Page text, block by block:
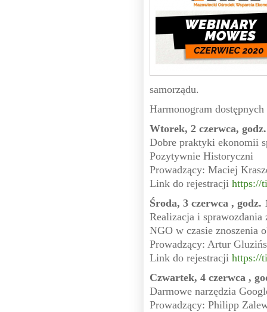
samorządu.
Harmonogram
Wtorek, 2 czerwca,
Dobre praktyki ekonomii
Pozytywnie Historyczni
Prowadzący: Maciej
Link do rejestracji https://
Środa, 3 czerwca , godz.
Realizacja i sprawozdania
NGO w czasie znoszenia
Prowadzący: Artur
Link do rejestracji https://
Czwartek, 4 czerwca ,
Darmowe narzędzia
Prowadzący: Philipp